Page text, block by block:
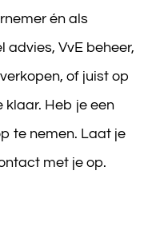
én als
advies, VvE beheer,
of juist op
klaar. Heb je een
te nemen. Laat je
met je op.